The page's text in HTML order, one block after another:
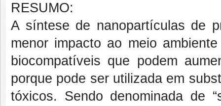
RESUMO:
A síntese de nanopartículas de
menor impacto ao meio
biocompatíveis que podem
porque pode ser utilizada em
tóxicos. Sendo denominada de